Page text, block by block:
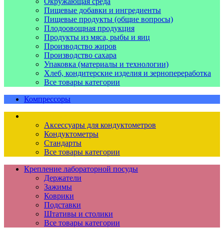
Пищевые добавки и ингредиенты
Пищевые продукты (общие вопросы)
Плодоовощная продукция
Продукты из мяса, рыбы и яиц
Производство жиров
Производство сахара
Упаковка (материалы и технологии)
Хлеб, кондитерские изделия и зернопереработка
Все товары категории
Компрессоры
Аксессуары для кондуктометров
Кондуктометры
Стандарты
Все товары категории
Крепление лабораторной посуды
Держатели
Зажимы
Коврики
Подставки
Штативы и столики
Все товары категории